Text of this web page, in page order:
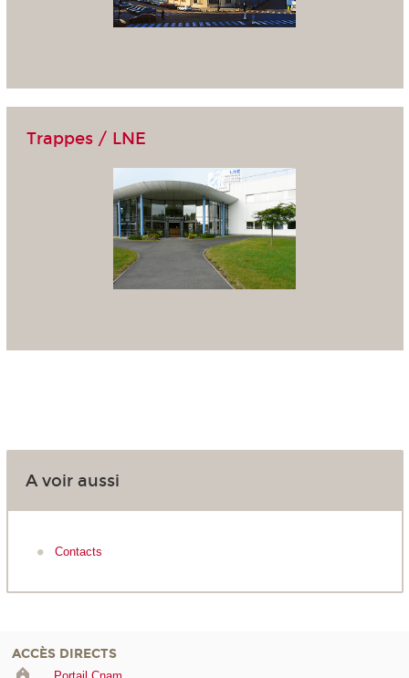
Trappes / LNE
A voir aussi
Contacts
ACCÈS DIRECTS